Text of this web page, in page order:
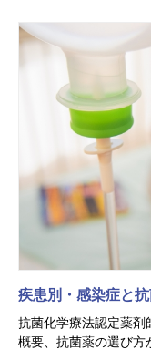
疾患別・感染症と
抗菌化学療法認定薬剤
概要、抗菌薬の選び方